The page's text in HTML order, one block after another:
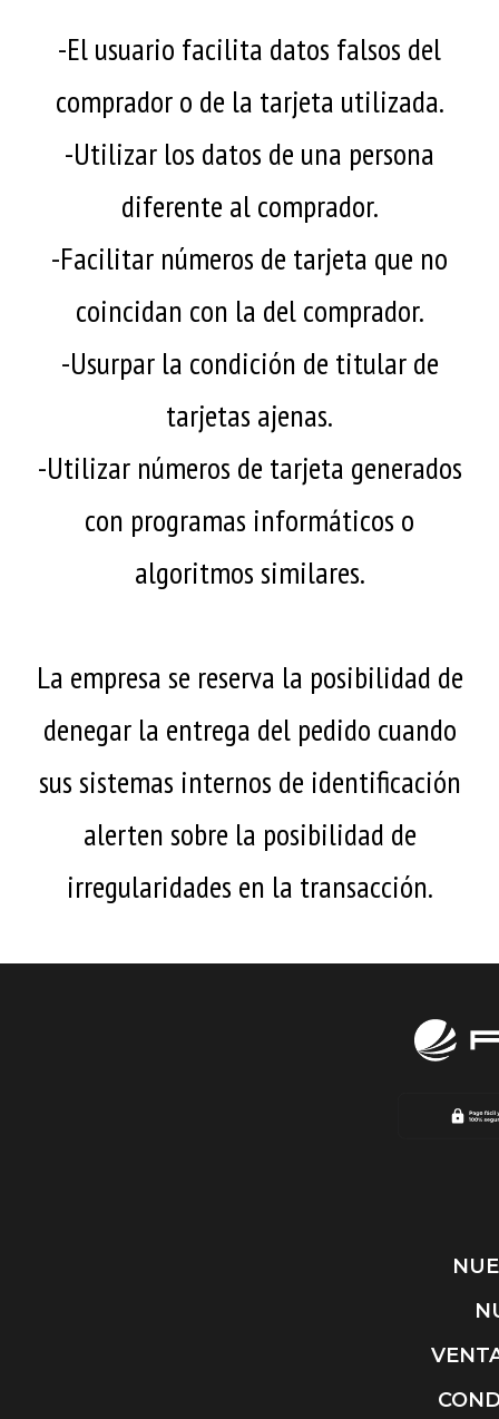
-El usuario facilita datos falsos del
comprador o de la tarjeta utilizada.
-Utilizar los datos de una persona
diferente al comprador.
-Facilitar números de tarjeta que no
coincidan con la del comprador.
-Usurpar la condición de titular de
tarjetas ajenas.
-Utilizar números de tarjeta generados
con programas informáticos o
algoritmos similares.
La empresa se reserva la posibilidad de
denegar la entrega del pedido cuando
sus sistemas internos de identificación
alerten sobre la posibilidad de
irregularidades en la transacción.